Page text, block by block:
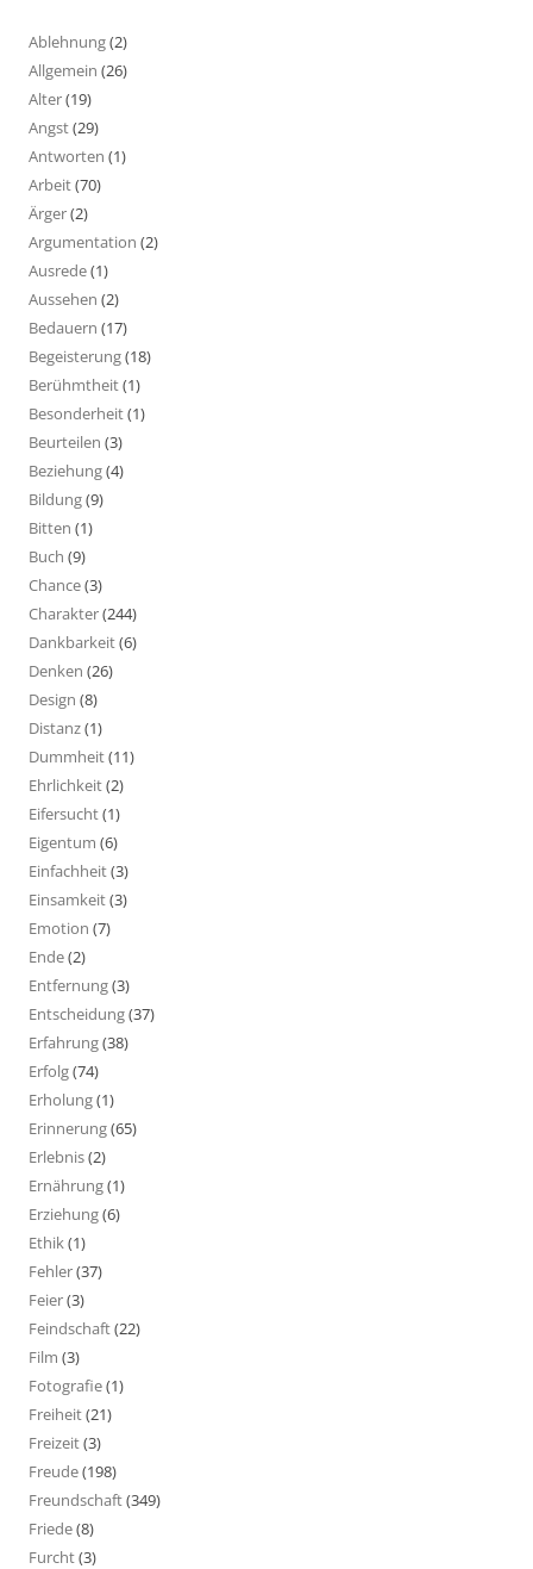
Ablehnung(2)
Allgemein (26)
Alter(19)
Angst(29)
Antworten (1)
Arbeit(70)
Ärger(2)
Argumentation (2)
Ausrede(1)
Aussehen (2)
Bedauern (17)
Begeisterung(18)
Berühmtheit(1)
Besonderheit(1)
Beurteilen (3)
Beziehung(4)
Bildung(9)
Bitten (1)
Buch (9)
Chance(3)
Charakter(244)
Dankbarkeit(6)
Denken (26)
Design (8)
Distanz(1)
Dummheit(11)
Ehrlichkeit(2)
Eifersucht(1)
Eigentum (6)
Einfachheit(3)
Einsamkeit(3)
Emotion (7)
Ende(2)
Entfernung(3)
Entscheidung(37)
Erfahrung(38)
Erfolg(74)
Erholung(1)
Erinnerung(65)
Erlebnis(2)
Ernährung(1)
Erziehung(6)
Ethik(1)
Fehler(37)
Feier(3)
Feindschaft(22)
Film (3)
Fotografie(1)
Freiheit(21)
Freizeit(3)
Freude(198)
Freundschaft(349)
Friede(8)
Furcht(3)